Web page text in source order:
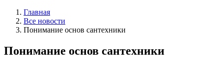
Главная
Все новости
Понимание основ сантехники
Понимание основ сантехники